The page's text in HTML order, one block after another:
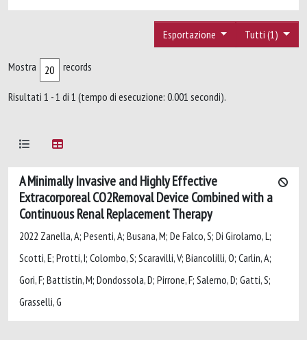
Tutti (1)
Esportazione
Mostra records
Risultati 1 - 1 di 1 (tempo di esecuzione: 0.001 secondi).
A Minimally Invasive and Highly Effective
Extracorporeal CO2Removal Device Combined with a
Continuous Renal Replacement Therapy
2022 Zanella, A; Pesenti, A; Busana, M; De Falco, S; Di Girolamo, L;
Scotti, E; Protti, I; Colombo, S; Scaravilli, V; Biancolilli, O; Carlin, A;
Gori, F; Battistin, M; Dondossola, D; Pirrone, F; Salerno, D; Gatti, S;
Grasselli, G